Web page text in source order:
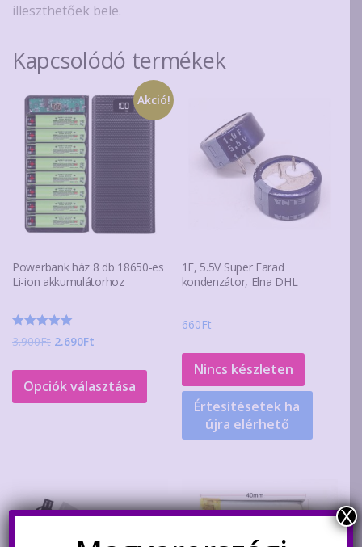
illeszthetőek bele.
Kapcsolódó termékek
Akció!
Powerbank ház 8 db 18650-es
Li-ion akkumulátorhoz
Értékelés:
5.00
3.900Ft Original
was:
3.900Ft.
2.690Ft
is:
2.690Ft.
Opciók választása
terméknek
változatok
1F, 5.5V Super Farad
kondenzátor, Elna DHL
660Ft
Nincs készleten
Értesítésetek ha
újra elérhető
X